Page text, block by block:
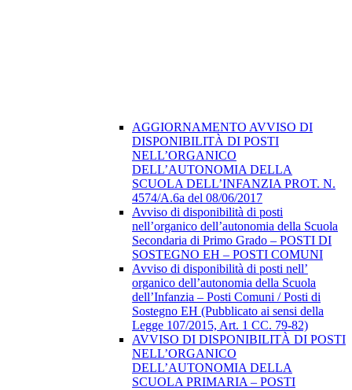
AGGIORNAMENTO AVVISO DI
DISPONIBILITÀ DI POSTI
NELL’ORGANICO
DELL’AUTONOMIA DELLA
SCUOLA DELL’INFANZIA PROT. N.
4574/A.6a del 08/06/2017
Avviso di disponibilità di posti
nell’organico dell’autonomia della Scuola
Secondaria di Primo Grado – POSTI DI
SOSTEGNO EH – POSTI COMUNI
Avviso di disponibilità di posti nell’
organico dell’autonomia della Scuola
dell’Infanzia – Posti Comuni / Posti di
Sostegno EH (Pubblicato ai sensi della
Legge 107/2015, Art. 1 CC. 79-82)
AVVISO DI DISPONIBILITÀ DI POSTI
NELL’ORGANICO
DELL’AUTONOMIA DELLA
SCUOLA PRIMARIA – POSTI